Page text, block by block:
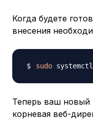
Когда будете
внесения
sudo
Теперь ваш новый
корневая веб-